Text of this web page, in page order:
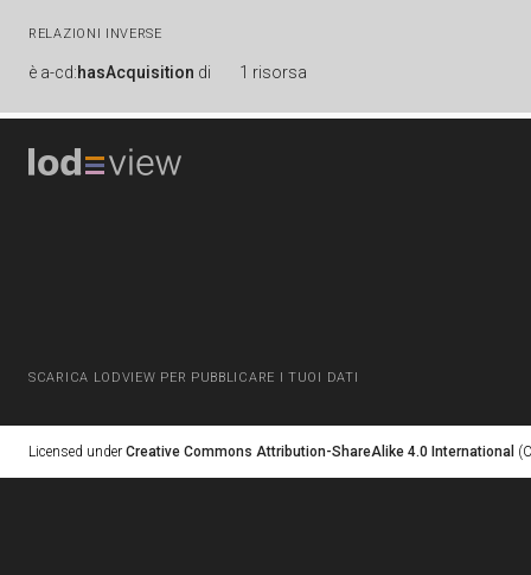
RELAZIONI INVERSE
è a-cd:hasAcquisition di 1 risorsa
SCARICA LODVIEW PER PUBBLICARE I TUOI DATI
Licensed under Creative Commons Attribution-ShareAlike 4.0 International